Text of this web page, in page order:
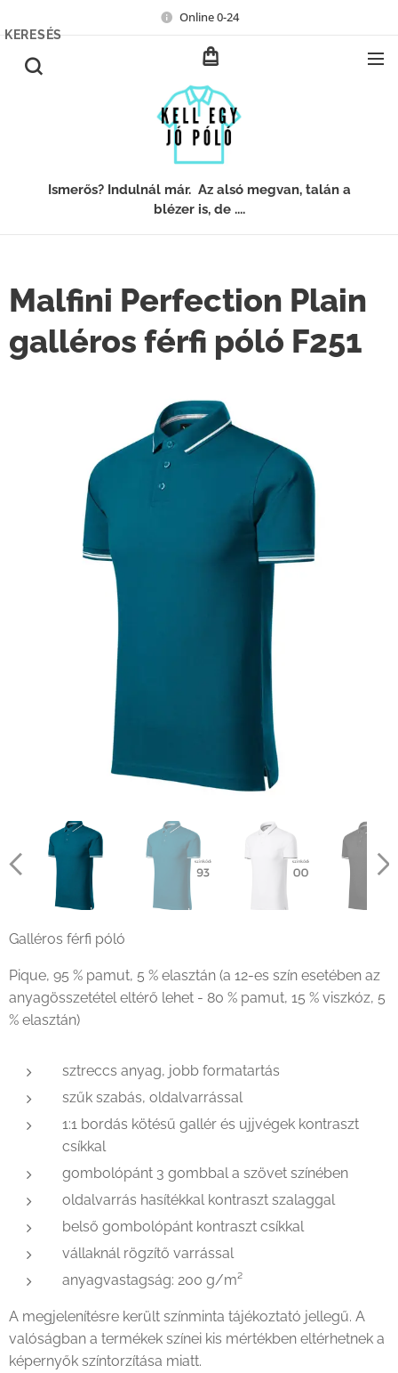
Online 0-24
Ismerős? Indulnál már. Az alsó megvan, talán a
blézer is, de ....
KERESÉS
Malfini Perfection Plain
galléros férfi póló F251
Galléros férfi póló
Pique, 95 % pamut, 5 % elasztán (a 12-es szín esetében az
anyagösszetétel eltérő lehet - 80 % pamut, 15 % viszkóz, 5
% elasztán)
sztreccs anyag, jobb formatartás
szűk szabás, oldalvarrással
1:1 bordás kötésű gallér és ujjvégek kontraszt
csíkkal
gombolópánt 3 gombbal a szövet színében
oldalvarrás hasítékkal kontraszt szalaggal
belső gombolópánt kontraszt csíkkal
vállaknál rögzítő varrással
anyagvastagság: 200 g/m²
A megjelenítésre került színminta tájékoztató jellegű. A
valóságban a termékek színei kis mértékben eltérhetnek a
képernyők színtorzítása miatt.